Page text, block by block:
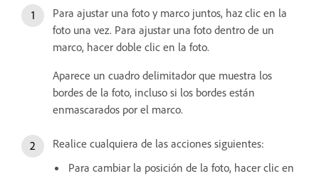
Para ajustar una foto y marco juntos, haz clic en la
foto una vez. Para ajustar una foto dentro de un
marco, hacer doble clic en la foto.
Aparece un cuadro delimitador que muestra los
bordes de la foto, incluso si los bordes están
enmascarados por el marco.
Realice cualquiera de las acciones siguientes:
Para cambiar la posición de la foto, hacer clic en